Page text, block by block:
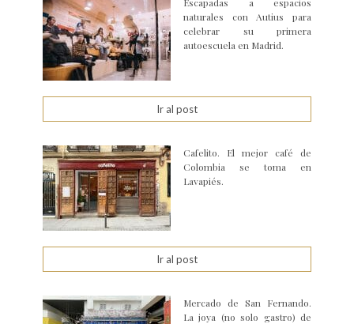
naturales con Autius para
celebrar su primera
autoescuela en Madrid.
Ir al post
Cafelito. El mejor café de
Colombia se toma en
Lavapiés.
Ir al post
Mercado de San Fernando.
La joya (no solo gastro) de